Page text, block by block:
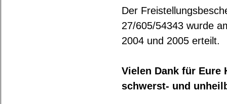
Der
27/605/54343 wurde
2004 und 2005 erteilt.
Vielen Dank für Eure
schwerst- und